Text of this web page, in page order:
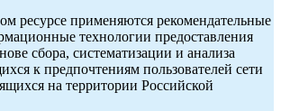
ресурсе применяются рекомендательные
технологии предоставления
сбора, систематизации и анализа
к предпочтениям пользователей сети
на территории Российской